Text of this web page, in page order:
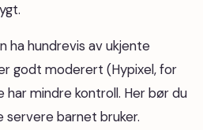
ha hundrevis av ukjente
godt moderert (Hypixel, for
har mindre kontroll. Her bør du
servere barnet bruker.